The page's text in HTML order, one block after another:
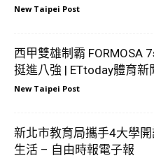
New Taipei Post
西甲雙雄制霸 FORMOSA
挺進八強 | ETtoday體育新
New Taipei Post
新北市教育局攜手4大學
生活 – 自由時報電子報